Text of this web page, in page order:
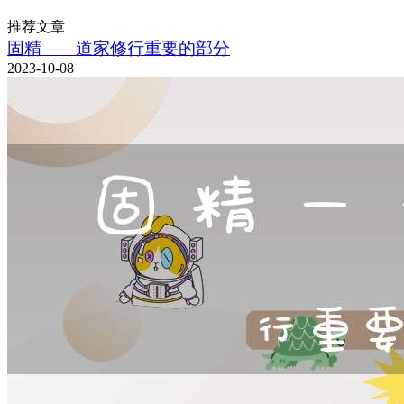
推荐文章
固精——道家修行重要的部分
2023-10-08